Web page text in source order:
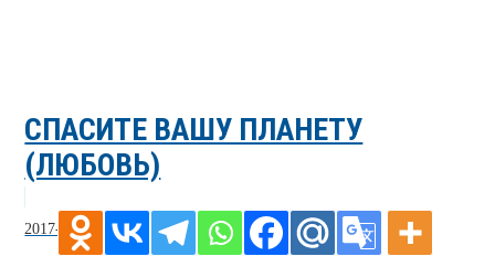
СПАСИТЕ ВАШУ ПЛАНЕТУ
(ЛЮБОВЬ)
2017-01-09